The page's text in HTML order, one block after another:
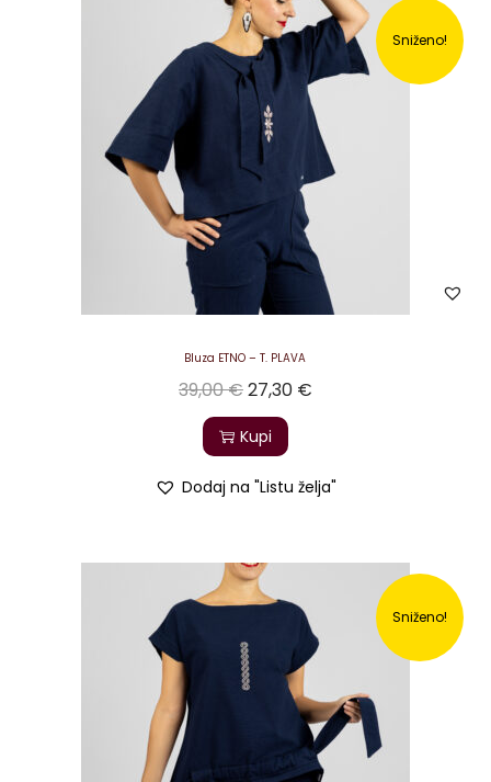
Sniženo!
Bluza ETNO – T. PLAVA
39,00€27,30 €
Kupi
Dodaj na "Listu želja"
Sniženo!